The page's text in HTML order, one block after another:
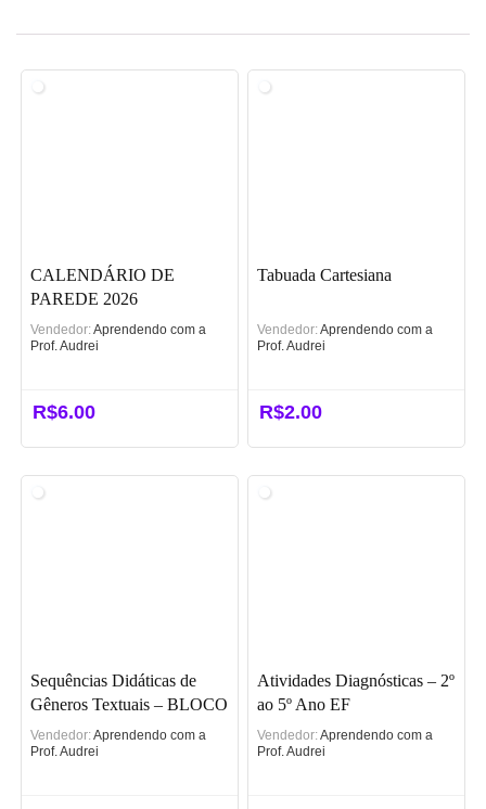
CALENDÁRIO DE
PAREDE 2026
Vendedor:Aprendendo com a
Prof. Audrei
R$6.00
Tabuada Cartesiana
Vendedor:Aprendendo com a
Prof. Audrei
R$2.00
Sequências Didáticas de
Gêneros Textuais – BLOCO
4 – Gênero Poético
Vendedor:Aprendendo com a
Prof. Audrei
Atividades Diagnósticas – 2º
ao 5º Ano EF
Vendedor:Aprendendo com a
Prof. Audrei